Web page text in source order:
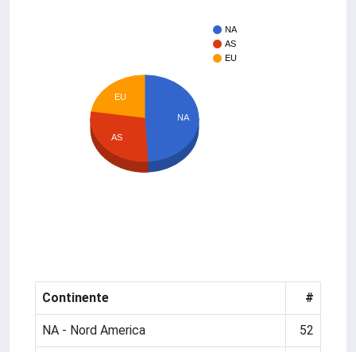
NA
AS
EU
NA
EU
AS
Continente #
NA - Nord America 52